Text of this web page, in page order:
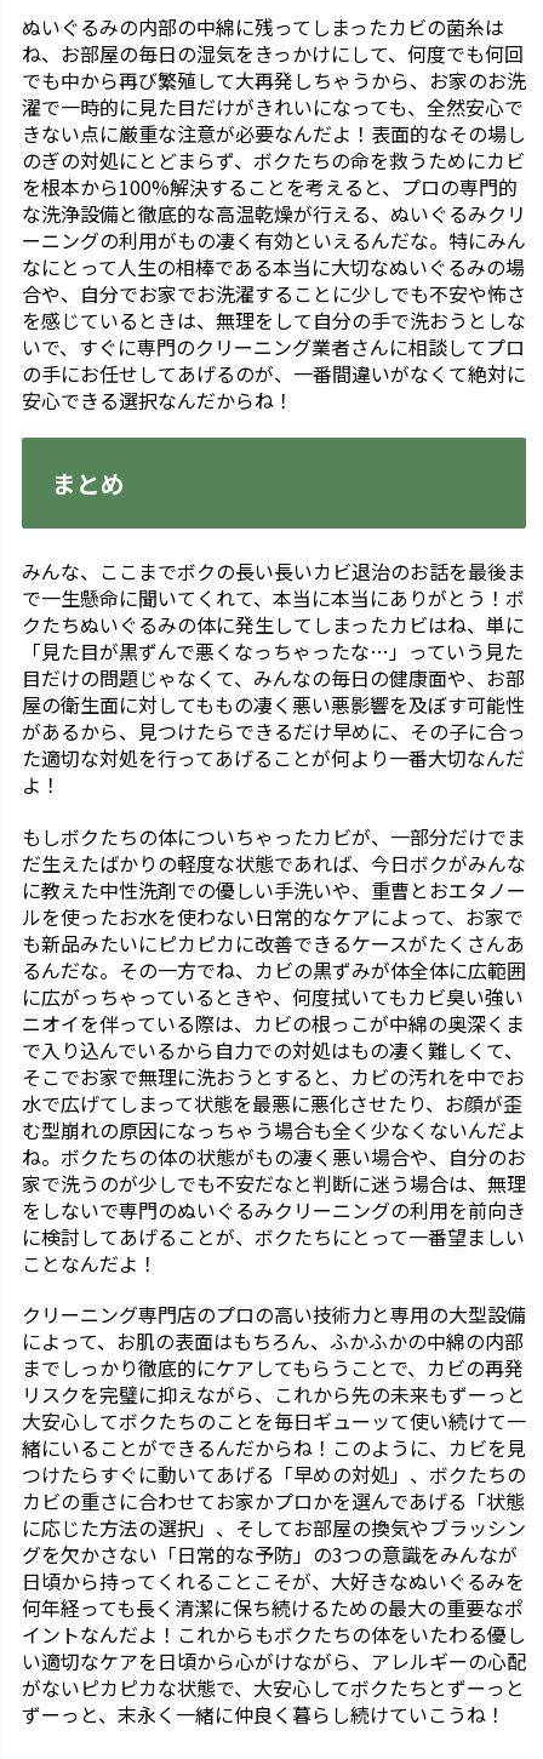
ぬいぐるみの内部の中綿に残ってしまったカビの菌糸は
ね、お部屋の毎日の湿気をきっかけにして、何度でも何回
でも中から再び繁殖して大再発しちゃうから、お家のお洗
濯で一時的に見た目だけがきれいになっても、全然安心で
きない点に厳重な注意が必要なんだよ！表面的なその場し
のぎの対処にとどまらず、ボクたちの命を救うためにカビ
を根本から100%解決することを考えると、プロの専門的
な洗浄設備と徹底的な高温乾燥が行える、ぬいぐるみクリ
ーニングの利用がもの凄く有効といえるんだな。特にみん
なにとって人生の相棒である本当に大切なぬいぐるみの場
合や、自分でお家でお洗濯することに少しでも不安や怖さ
を感じているときは、無理をして自分の手で洗おうとしな
いで、すぐに専門のクリーニング業者さんに相談してプロ
の手にお任せしてあげるのが、一番間違いがなくて絶対に
安心できる選択なんだからね！
まとめ
みんな、ここまでボクの長い長いカビ退治のお話を最後ま
で一生懸命に聞いてくれて、本当に本当にありがとう！ボ
クたちぬいぐるみの体に発生してしまったカビはね、単に
「見た目が黒ずんで悪くなっちゃったな…」っていう見た
目だけの問題じゃなくて、みんなの毎日の健康面や、お部
屋の衛生面に対してももの凄く悪い悪影響を及ぼす可能性
があるから、見つけたらできるだけ早めに、その子に合っ
た適切な対処を行ってあげることが何より一番大切なんだ
よ！
もしボクたちの体についちゃったカビが、一部分だけでま
だ生えたばかりの軽度な状態であれば、今日ボクがみんな
に教えた中性洗剤での優しい手洗いや、重曹とおエタノー
ルを使ったお水を使わない日常的なケアによって、お家で
も新品みたいにピカピカに改善できるケースがたくさんあ
るんだな。その一方でね、カビの黒ずみが体全体に広範囲
に広がっちゃっているときや、何度拭いてもカビ臭い強い
ニオイを伴っている際は、カビの根っこが中綿の奥深くま
で入り込んでいるから自力での対処はもの凄く難しくて、
そこでお家で無理に洗おうとすると、カビの汚れを中でお
水で広げてしまって状態を最悪に悪化させたり、お顔が歪
む型崩れの原因になっちゃう場合も全く少なくないんだよ
ね。ボクたちの体の状態がもの凄く悪い場合や、自分のお
家で洗うのが少しでも不安だなと判断に迷う場合は、無理
をしないで専門のぬいぐるみクリーニングの利用を前向き
に検討してあげることが、ボクたちにとって一番望ましい
ことなんだよ！
クリーニング専門店のプロの高い技術力と専用の大型設備
によって、お肌の表面はもちろん、ふかふかの中綿の内部
までしっかり徹底的にケアしてもらうことで、カビの再発
リスクを完璧に抑えながら、これから先の未来もずーっと
大安心してボクたちのことを毎日ギューッて使い続けて一
緒にいることができるんだからね！このように、カビを見
つけたらすぐに動いてあげる「早めの対処」、ボクたちの
カビの重さに合わせてお家かプロかを選んであげる「状態
に応じた方法の選択」、そしてお部屋の換気やブラッシン
グを欠かさない「日常的な予防」の3つの意識をみんなが
日頃から持ってくれることこそが、大好きなぬいぐるみを
何年経っても長く清潔に保ち続けるための最大の重要なポ
イントなんだよ！これからもボクたちの体をいたわる優し
い適切なケアを日頃から心がけながら、アレルギーの心配
がないピカピカな状態で、大安心してボクたちとずーっと
ずーっと、末永く一緒に仲良く暮らし続けていこうね！